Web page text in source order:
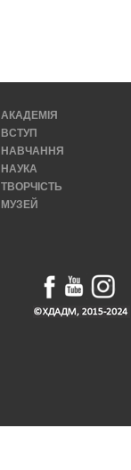
АКАДЕМІЯ
ВСТУП
НАВЧАННЯ
НАУКА
ТВОРЧІСТЬ
МУЗЕЙ